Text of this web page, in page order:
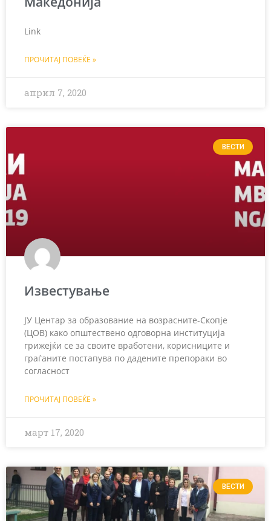
Link
ПРОЧИТАЈ ПОВЕЌЕ »
април 7, 2020
ВЕСТИ
Известување
ЈУ Центар за образование на возрасните-Скопје
(ЦОВ) како општествено одговорна институција
грижејќи се за своите вработени, корисниците и
граѓаните постапува по дадените препораки во
согласност
ПРОЧИТАЈ ПОВЕЌЕ »
март 17, 2020
ВЕСТИ